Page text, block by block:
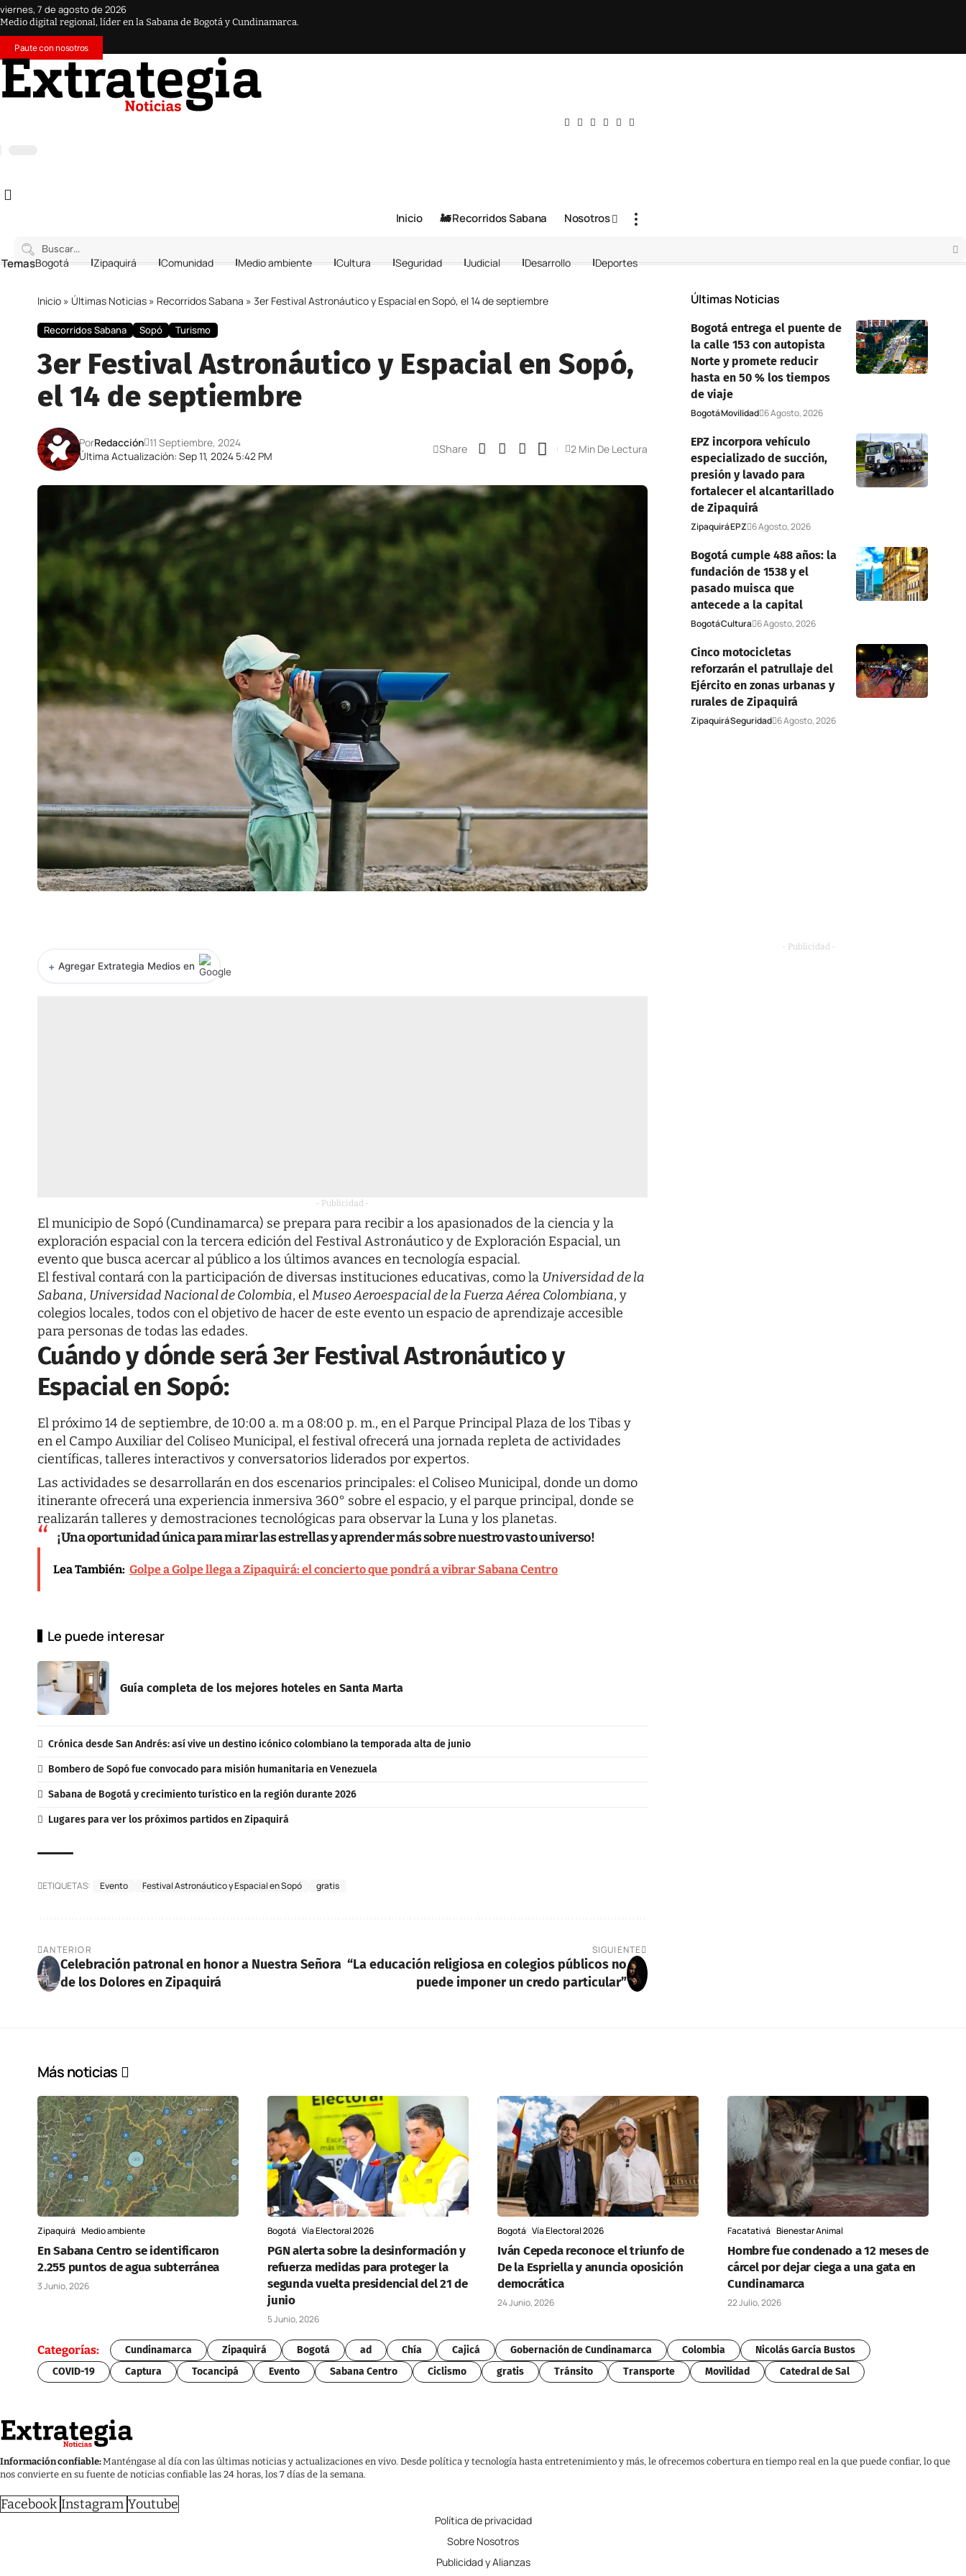
viernes, 7 de agosto de 2026
Medio digital regional, líder en la Sabana de Bogotá y Cundinamarca.
Paute con nosotros
Inicio 🚂 Recorridos Sabana Nosotros
Bogotá Zipaquirá Comunidad Medio ambiente Cultura Seguridad Judicial Desarrollo Deportes
Inicio » Últimas Noticias » Recorridos Sabana » 3er Festival Astronáutico y Espacial en Sopó, el 14 de septiembre
Recorridos Sabana Sopó Turismo
3er Festival Astronáutico y Espacial en Sopó,
el 14 de septiembre
Última Actualización: Sep 11, 2024 5:42 PM
PorRedacción 11 Septiembre, 2024 Share 2 Min De Lectura
+ Agregar Extrategia Medios en
- Publicidad -
El municipio de Sopó (Cundinamarca) se prepara para recibir a los apasionados de la ciencia y la
exploración espacial con la tercera edición del Festival Astronáutico y de Exploración Espacial, un
evento que busca acercar al público a los últimos avances en tecnología espacial.
El festival contará con la participación de diversas instituciones educativas, como la Universidad de la
Sabana, Universidad Nacional de Colombia, elMuseo Aeroespacial de la Fuerza Aérea Colombiana, y
colegios locales, todos con el objetivo de hacer de este evento un espacio de aprendizaje accesible
para personas de todas las edades.
Cuándo y dónde será 3er Festival Astronáutico y
Espacial en Sopó:
El próximo 14 de septiembre, de 10:00 a. m a 08:00 p. m., en el Parque Principal Plaza de los Tibas y
en el Campo Auxiliar del Coliseo Municipal, el festival ofrecerá una jornada repleta de actividades
científicas, talleres interactivos y conversatorios liderados por expertos.
Las actividades se desarrollarán en dos escenarios principales: el Coliseo Municipal, donde un domo
itinerante ofrecerá una experiencia inmersiva 360° sobre el espacio, y el parque principal, donde se
realizarán talleres y demostraciones tecnológicas para observar la Luna y los planetas.
¡Una oportunidad única para mirar las estrellas y aprender más sobre nuestro vasto universo!
Lea También: Golpe a Golpe llega a Zipaquirá: el concierto que pondrá a vibrar Sabana Centro
Le puede interesar
Guía completa de los mejores hoteles en Santa Marta
Crónica desde San Andrés: así vive un destino icónico colombiano la temporada alta de junio
Bombero de Sopó fue convocado para misión humanitaria en Venezuela
Sabana de Bogotá y crecimiento turístico en la región durante 2026
Lugares para ver los próximos partidos en Zipaquirá
ETIQUETAS: Evento Festival Astronáutico y Espacial en Sopó gratis
ANTERIOR
Celebración patronal en honor a Nuestra Señora
de los Dolores en Zipaquirá
SIGUIENTE
“La educación religiosa en colegios públicos no
puede imponer un credo particular”
Últimas Noticias
Bogotá entrega el puente de
la calle 153 con autopista
Norte y promete reducir
hasta en 50 % los tiempos
de viaje
BogotáMovilidad 6 Agosto, 2026
EPZ incorpora vehículo
especializado de succión,
presión y lavado para
fortalecer el alcantarillado
de Zipaquirá
ZipaquiráEPZ 6 Agosto, 2026
Bogotá cumple 488 años: la
fundación de 1538 y el
pasado muisca que
antecede a la capital
BogotáCultura 6 Agosto, 2026
Cinco motocicletas
reforzarán el patrullaje del
Ejército en zonas urbanas y
rurales de Zipaquirá
ZipaquiráSeguridad 6 Agosto, 2026
- Publicidad -
Más noticias
Zipaquirá Medio ambiente
En Sabana Centro se identificaron
2.255 puntos de agua subterránea
3 Junio, 2026
Bogotá Vía Electoral 2026
PGN alerta sobre la desinformación y
refuerza medidas para proteger la
segunda vuelta presidencial del 21 de
junio
5 Junio, 2026
Bogotá Vía Electoral 2026
Iván Cepeda reconoce el triunfo de
De la Espriella y anuncia oposición
democrática
24 Junio, 2026
Facatativá Bienestar Animal
Hombre fue condenado a 12 meses de
cárcel por dejar ciega a una gata en
Cundinamarca
22 Julio, 2026
Categorías: Cundinamarca Zipaquirá Bogotá ad Chía Cajicá Gobernación de Cundinamarca Colombia
Nicolás García Bustos
COVID-19
Captura Tocancipá Evento Sabana Centro Ciclismo gratis Tránsito Transporte Movilidad Catedral de Sal
Información confiable:Manténgase al día con las últimas noticias y actualizaciones en vivo. Desde política y tecnología hasta entretenimiento y más, le ofrecemos cobertura en tiempo real en la que puede confiar, lo que
nos convierte en su fuente de noticias confiable las 24 horas, los 7 días de la semana.
Facebook Instagram Youtube
Política de privacidad
Sobre Nosotros
Publicidad y Alianzas